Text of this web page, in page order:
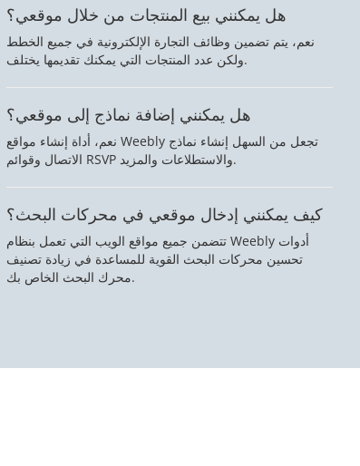
هل يمكنني بيع المنتجات من خلال موقعي؟
نعم، يتم تضمين وظائف التجارة الإلكترونية في جميع الخطط
ولكن عدد المنتجات التي يمكنك تقديمها يختلف.
هل يمكنني إضافة نماذج إلى موقعي؟
نعم، أداة إنشاء مواقع Weebly تجعل من السهل إنشاء نماذج
الاتصال وقوائم RSVP والاستطلاعات والمزيد.
كيف يمكنني إدخال موقعي في محركات البحث؟
تتضمن جميع مواقع الويب التي تعمل بنظام Weebly أدوات
تحسين محركات البحث القوية للمساعدة في زيادة تصنيف
محرك البحث الخاص بك.